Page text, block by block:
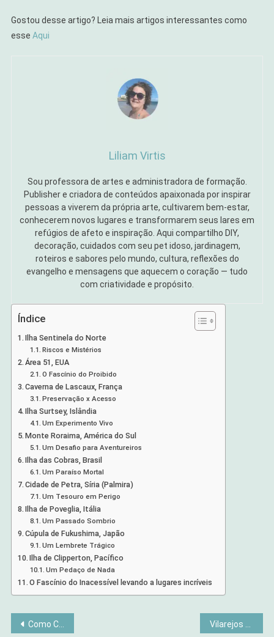
Gostou desse artigo? Leia mais artigos interessantes como
esse Aqui
Liliam Virtis
Sou professora de artes e administradora de formação.
Publisher e criadora de conteúdos apaixonada por inspirar
pessoas a viverem da própria arte, cultivarem bem-estar,
conhecerem novos lugares e transformarem seus lares em
refúgios de afeto e inspiração. Aqui compartilho DIY,
decoração, cuidados com seu pet idoso, jardinagem,
roteiros e sabores pelo mundo, cultura, reflexões do
evangelho e mensagens que aquecem o coração — tudo
com criatividade e propósito.
Índice
Ilha Sentinela do Norte
Riscos e Mistérios
Área 51, EUA
O Fascínio do Proibido
Caverna de Lascaux, França
Preservação x Acesso
Ilha Surtsey, Islândia
Um Experimento Vivo
Monte Roraima, América do Sul
Um Desafio para Aventureiros
Ilha das Cobras, Brasil
Um Paraíso Mortal
Cidade de Petra, Síria (Palmira)
Um Tesouro em Perigo
Ilha de Poveglia, Itália
Um Passado Sombrio
Cúpula de Fukushima, Japão
Um Lembrete Trágico
Ilha de Clipperton, Pacífico
Um Pedaço de Nada
O Fascínio do Inacessível levando a lugares incríveis
Navegação
Como Criar Tintas Naturais: Da Cozinha para a Arte Vilarejos no Norte do Brasil: Roteiro Completo e Como Explorar